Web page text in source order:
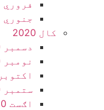
فروري 2021
جنوري 2021
کال 2020
دسمبر 2020
نومبر 2020
اکتوبر 2020
ستمبر 2020
اګست 2020